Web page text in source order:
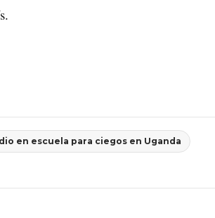
en escuela para ciegos en Uganda